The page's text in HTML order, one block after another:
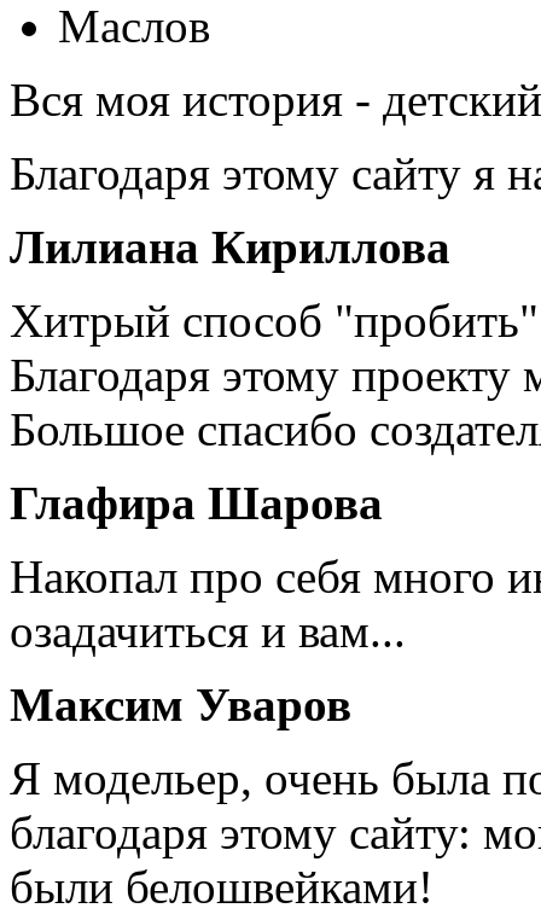
Маслов
Вся моя история -
Благодаря этому сайту я
Лилиана Кириллова
Хитрый способ
Благодаря этому
Большое спасибо
Глафира Шарова
Накопал про себя много
озадачиться и вам...
Максим Уваров
Я модельер, очень была
благодаря этому сайту:
были белошвейками!